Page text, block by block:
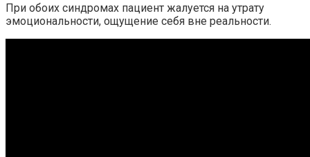
При обоих синдромах пациент жалуется на утрату
эмоциональности, ощущение себя вне реальности.